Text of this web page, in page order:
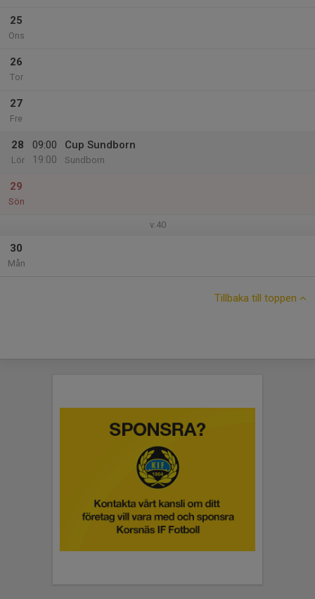
25
Ons
26
Tor
27
Fre
28
Lör
09:00
19:00
Cup Sundborn
Sundborn
29
Sön
v.40
30
Mån
Tillbaka till toppen